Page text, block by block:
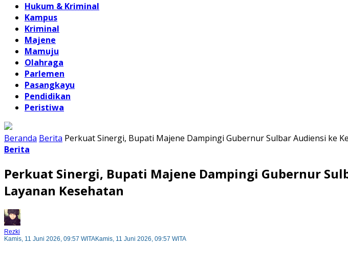
Hukum & Kriminal
Kampus
Kriminal
Majene
Mamuju
Olahraga
Parlemen
Pasangkayu
Pendidikan
Peristiwa
Beranda Berita Perkuat Sinergi, Bupati Majene Dampingi Gubernur Sulbar Audiensi ke
Berita
Perkuat Sinergi, Bupati Majene Dampingi Gubernur
Layanan Kesehatan
Rezki
Kamis, 11 Juni 2026, 09:57 WITAKamis, 11 Juni 2026, 09:57 WITA